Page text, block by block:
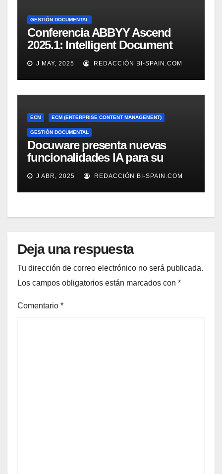
GESTIÓN DOCUMENTAL
Conferencia ABBYY Ascend
2025.1: Intelligent Document
Processing a tope
J MAY, 2025 REDACCIÓN BI-SPAIN.COM
ECM ECM (ENTERPRISE CONTENT MANAGEMENT)
GESTIÓN DOCUMENTAL
Docuware presenta nuevas
funcionalidades IA para su
gestión documental
J ABR, 2025 REDACCIÓN BI-SPAIN.COM
Deja una respuesta
Tu dirección de correo electrónico no será publicada.
Los campos obligatorios están marcados con *
Comentario *